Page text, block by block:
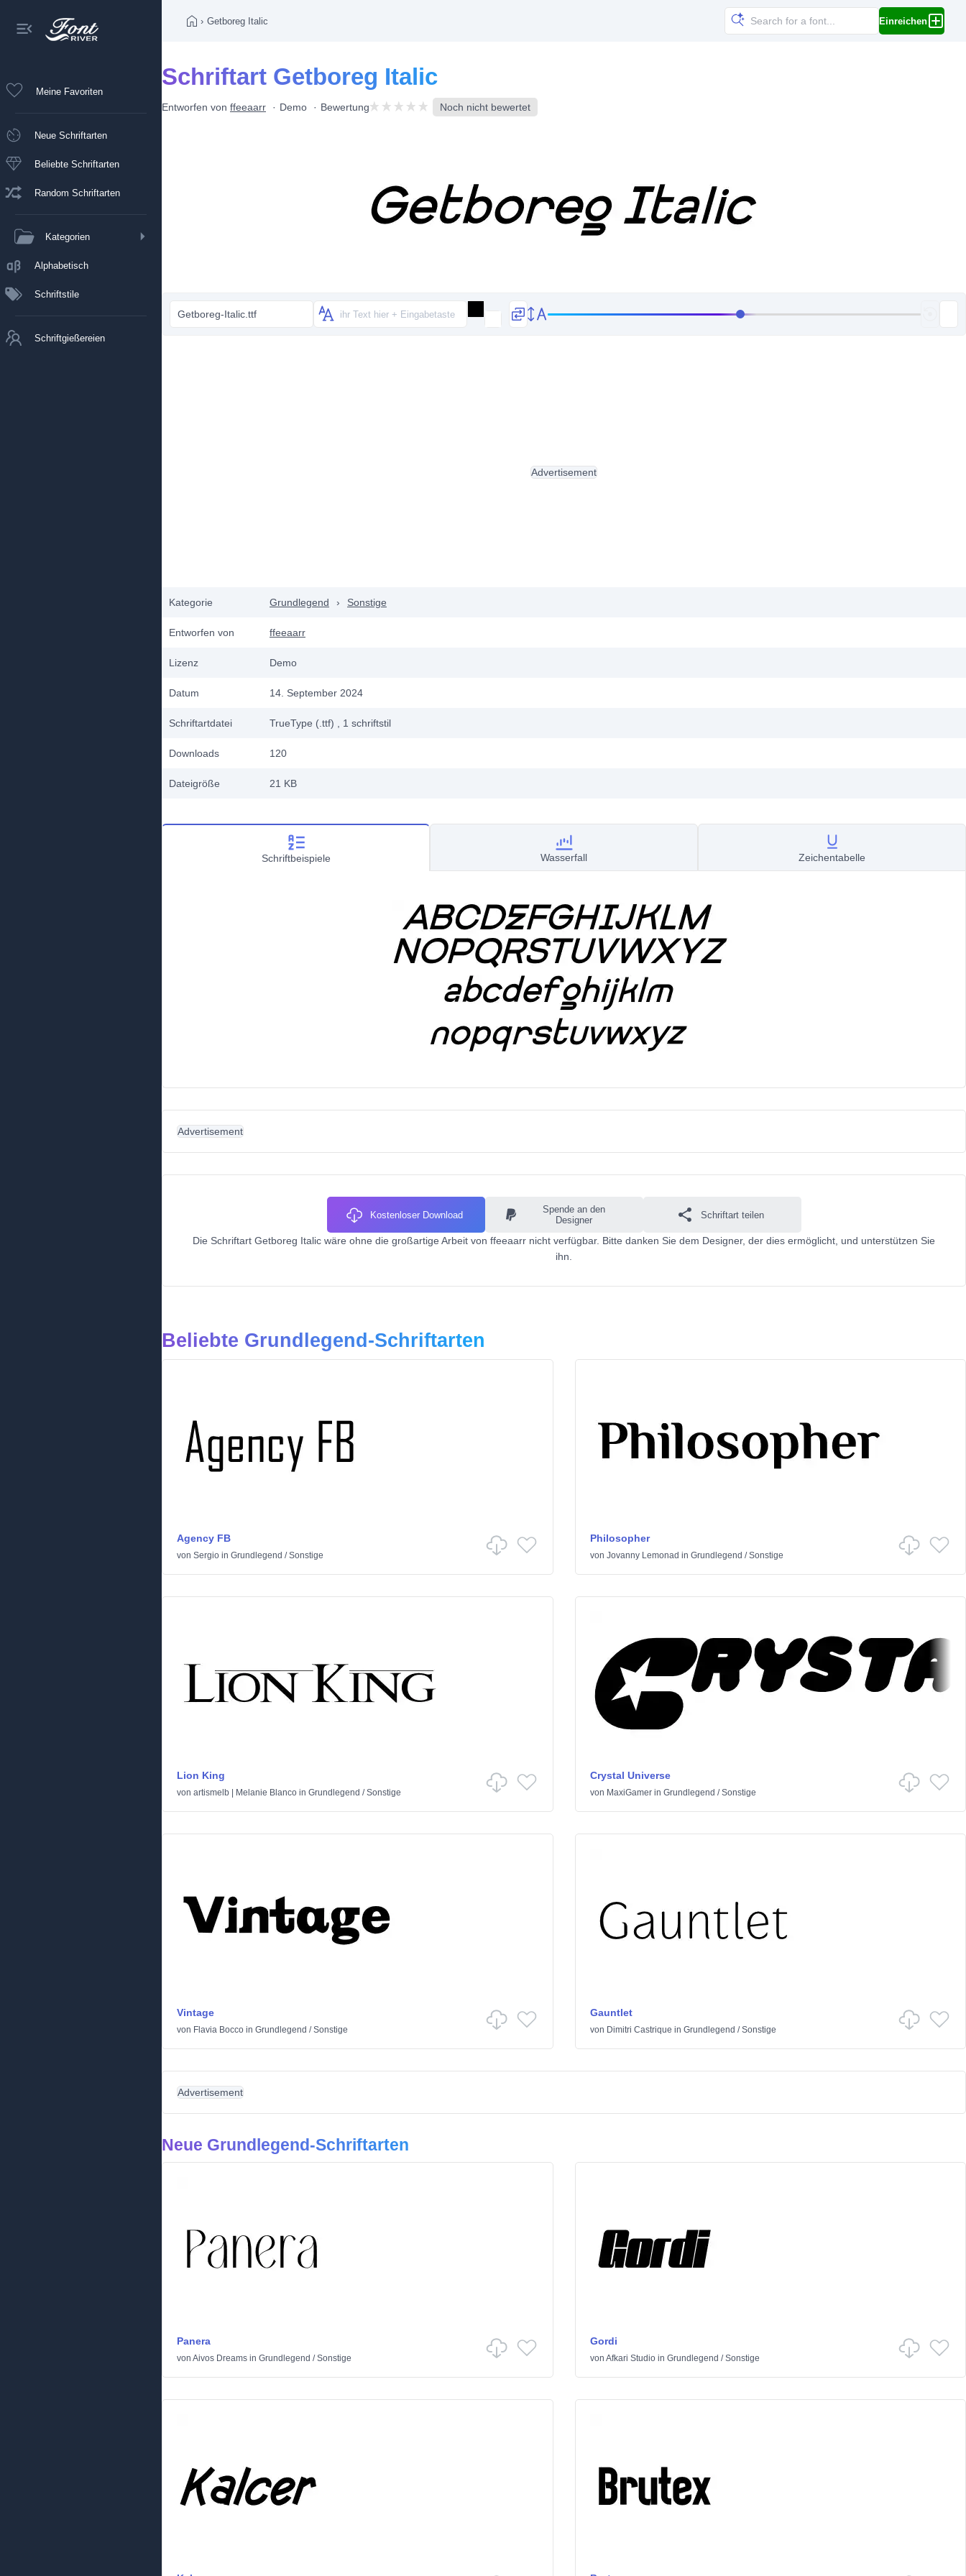
Meine Favoriten
Neue Schriftarten
Beliebte Schriftarten
Random Schriftarten
Kategorien
Alphabetisch
Schriftstile
Schriftgießereien
› Getboreg Italic Einreichen
Schriftart Getboreg Italic
Entworfen von ffeeaarr Demo Bewertung Noch nicht bewertet
Getboreg-Italic.ttf
Kategorie Grundlegend › Sonstige
Entworfen von ffeeaarr
Lizenz Demo
Datum 14. September 2024
Schriftartdatei TrueType (.ttf) , 1 schriftstil
Downloads 120
Dateigröße 21 KB
Advertisement
Schriftbeispiele Wasserfall Zeichentabelle
Advertisement
Kostenloser Download
Spende an den
Designer
Schriftart teilen
Die Schriftart Getboreg Italic wäre ohne die großartige Arbeit von ffeeaarr nicht verfügbar. Bitte danken Sie dem Designer, der dies ermöglicht, und unterstützen Sie
ihn.
Beliebte Grundlegend-Schriftarten
Agency FB
von Sergio in Grundlegend /Sonstige
Philosopher
von Jovanny Lemonad in Grundlegend /Sonstige
Lion King
von artismelb | Melanie Blanco in Grundlegend /Sonstige
Crystal Universe
von MaxiGamerin Grundlegend /Sonstige
Vintage
von Flavia Bocco in Grundlegend /Sonstige
Gauntlet
von Dimitri Castrique in Grundlegend /Sonstige
Advertisement
Neue Grundlegend-Schriftarten
Panera
von Aivos Dreams in Grundlegend /Sonstige
Gordi
von Afkari Studioin Grundlegend /Sonstige